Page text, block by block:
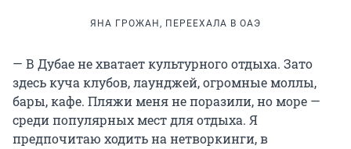
ЯНА ГРОЖАН, ПЕРЕЕХАЛА В ОАЭ
— В Дубае не хватает культурного отдыха. Зато
здесь куча клубов, лаунджей, огромные моллы,
бары, кафе. Пляжи меня не поразили, но море —
среди популярных мест для отдыха. Я
предпочитаю ходить на нетворкинги, в